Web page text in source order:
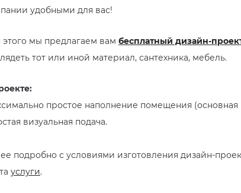
удобными для вас!
этого мы предлагаем вам бесплатный дизайн-
тот или иной материал, сантехника, мебель.
простое наполнение помещения (основная
визуальная подача.
подробно с условиями изготовления дизайн-
услуги.